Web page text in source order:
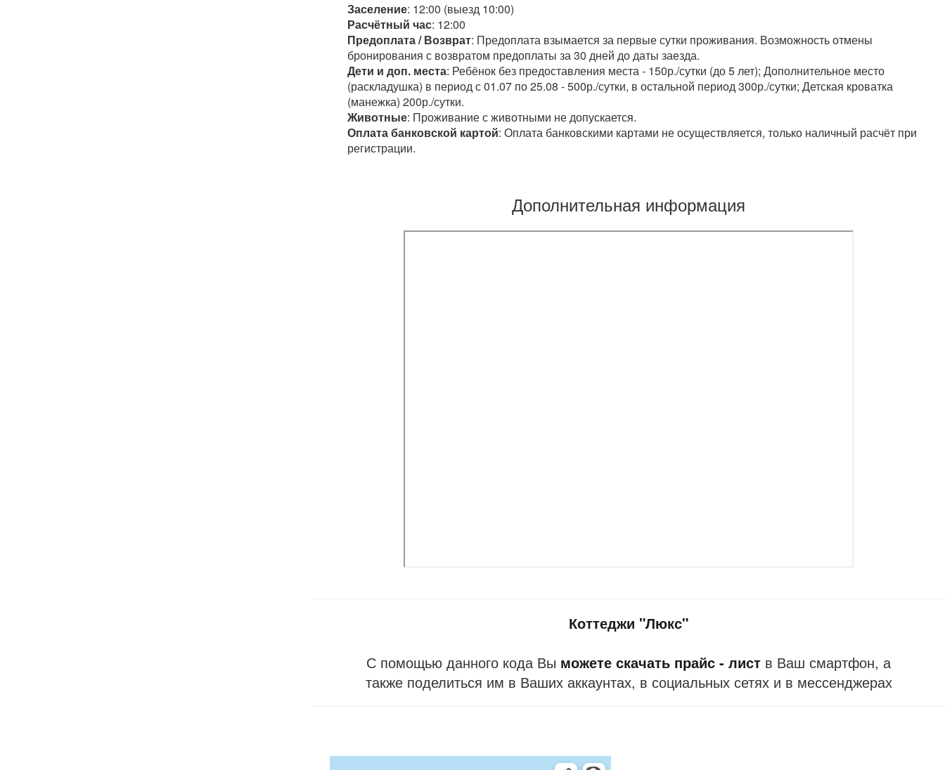
Заселение: 12:00 (выезд 10:00)
Расчётный час: 12:00
Предоплата / Возврат: Предоплата взымается за первые сутки проживания. Возможность отмены
бронирования с возвратом предоплаты за 30 дней до даты заезда.
Дети и доп. места: Ребёнок без предоставления места - 150р./сутки (до 5 лет); Дополнительное место
(раскладушка) в период с 01.07 по 25.08 - 500р./сутки, в остальной период 300р./сутки; Детская кроватка
(манежка) 200р./сутки.
Животные: Проживание с животными не допускается.
Оплата банковской картой: Оплата банковскими картами не осуществляется, только наличный расчёт при
регистрации.
Дополнительная информация
Коттеджи "Люкс"
С помощью данного кода Вы можете скачать прайс - лист в Ваш смартфон, а
также поделиться им в Ваших аккаунтах, в социальных сетях и в мессенджерах